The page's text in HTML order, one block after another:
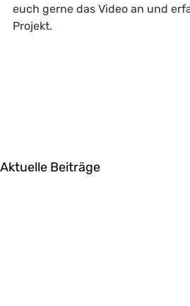
euch gerne das Video an und
Projekt.
Aktuelle Beiträge